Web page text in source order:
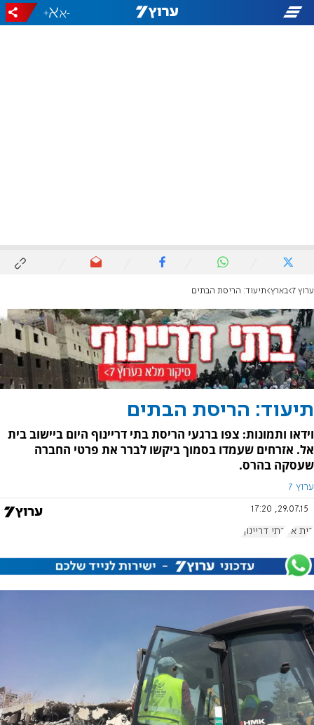
-
+
ערוץ 7 בארץ תיעוד: הריסת הבתים
תיעוד: הריסת הבתים
וידאו ותמונות: צפו ברגעי הריסת בתי דריינוף היום ביישוב בית
אל. אזרחים שעמדו בסמוך ביקשו לברר את פרטי החברה
שעסקה בהרס.
ערוץ 7
29.07.15, 17:20
בית אל בתי דריינוף